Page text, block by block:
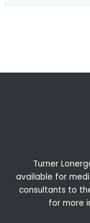
Turner
available for
consultants to
for more